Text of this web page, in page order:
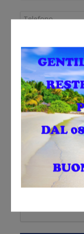
Ho letto e accetto i